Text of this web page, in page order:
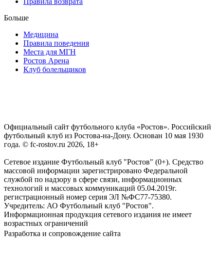
Больше
Медицина
Правила поведения
Места для МГН
Ростов Арена
Клуб болельщиков
Официальный сайт футбольного клуба «Ростов». Российский
футбольный клуб из Ростова-на-Дону. Основан 10 мая 1930
года. © fc-rostov.ru 2026, 18+
Сетевое издание Футбольный клуб "Ростов" (0+). Средство
массовой информации зарегистрировано Федеральной
службой по надзору в сфере связи, информационных
технологий и массовых коммуникаций 05.04.2019г.
регистрационный номер серия ЭЛ №ФС77-75380.
Учредитель: АО Футбольный клуб "Ростов".
Информационная продукция сетевого издания не имеет
возрастных ограничений
Разработка и сопровождение сайта